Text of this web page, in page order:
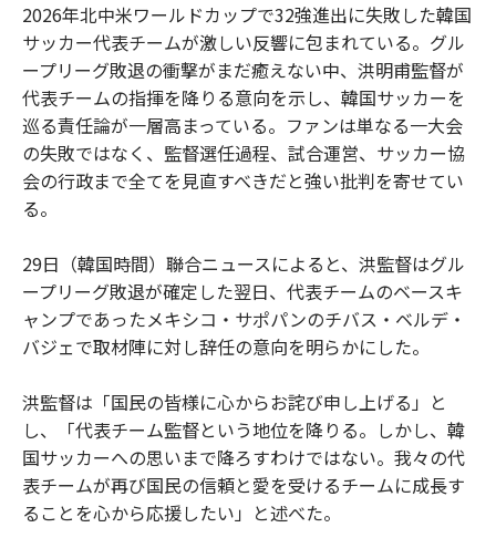
2026年北中米ワールドカップで32強進出に失敗した韓国
サッカー代表チームが激しい反響に包まれている。グル
ープリーグ敗退の衝撃がまだ癒えない中、洪明甫監督が
代表チームの指揮を降りる意向を示し、韓国サッカーを
巡る責任論が一層高まっている。ファンは単なる一大会
の失敗ではなく、監督選任過程、試合運営、サッカー協
会の行政まで全てを見直すべきだと強い批判を寄せてい
る。
29日（韓国時間）聯合ニュースによると、洪監督はグル
ープリーグ敗退が確定した翌日、代表チームのベースキ
ャンプであったメキシコ・サポパンのチバス・ベルデ・
バジェで取材陣に対し辞任の意向を明らかにした。
洪監督は「国民の皆様に心からお詫び申し上げる」と
し、「代表チーム監督という地位を降りる。しかし、韓
国サッカーへの思いまで降ろすわけではない。我々の代
表チームが再び国民の信頼と愛を受けるチームに成長す
ることを心から応援したい」と述べた。